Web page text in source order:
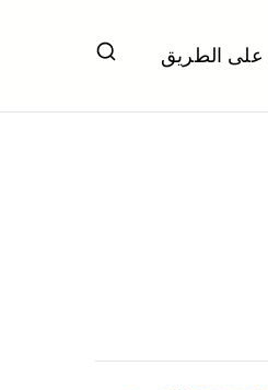
على الطريق